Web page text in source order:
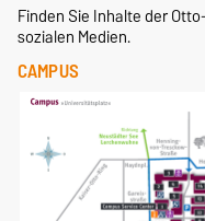
Finden Sie Inhalte der
sozialen Medien.
CAMPUS